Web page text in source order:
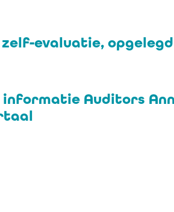
evaluatie, opgelegd
informatie Auditors